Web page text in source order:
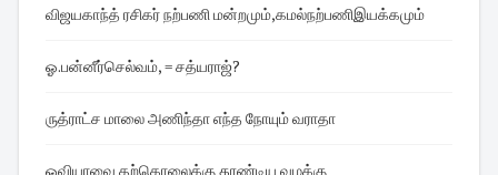
விஜயகாந்த் ரசிகர் நற்பணி மன்றமும்,கமல்நற்பணிஇயக்கமும்
ஓ.பன்னீர்செல்வம், = சத்யராஜ்?
ருத்ராட்ச மாலை அணிந்தா எந்த நோயும் வராதா
ஓவியாவை தற்கொலைக்கு தூண்டிய வழக்கு